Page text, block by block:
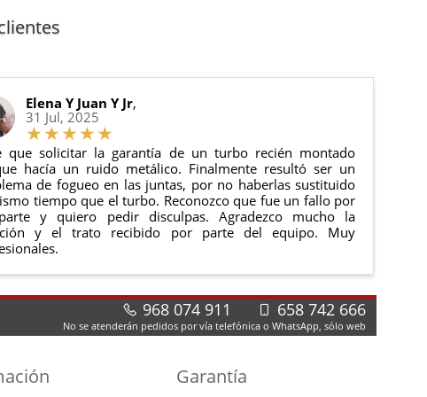
condiciones generales
el estado de tu pedido.
Elena Y Juan Y Jr,
31 Jul, 2025
que solicitar la garantía de un turbo recién montado
hacía un ruido metálico. Finalmente resultó ser un
de fogueo en las juntas, por no haberlas sustituido
tiempo que el turbo. Reconozco que fue un fallo por
y quiero pedir disculpas. Agradezco mucho la
y el trato recibido por parte del equipo. Muy
968 074 911 658 742 666
No se atenderán pedidos por vía telefónica o WhatsApp, sólo web
Garantía